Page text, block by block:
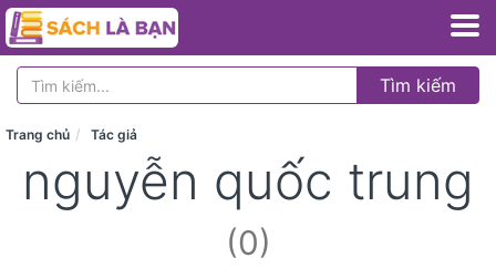
Tìm kiếm
Trang chủ Tác giả
nguyễn quốc trung
(0)